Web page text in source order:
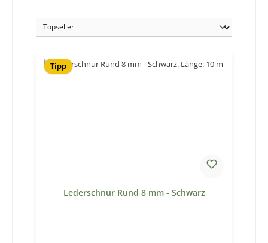
Tipp
Lederschnur Rund 8 mm - Schwarz